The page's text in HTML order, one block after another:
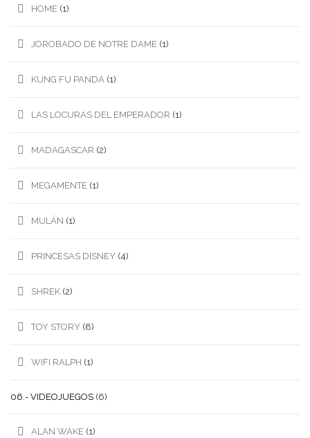
HOME (1)
JOROBADO DE NOTRE DAME (1)
KUNG FU PANDA (1)
LAS LOCURAS DEL EMPERADOR (1)
MADAGASCAR (2)
MEGAMENTE (1)
MULÁN (1)
PRINCESAS DISNEY (4)
SHREK (2)
TOY STORY (8)
WIFI RALPH (1)
06.- VIDEOJUEGOS (6)
ALAN WAKE (1)